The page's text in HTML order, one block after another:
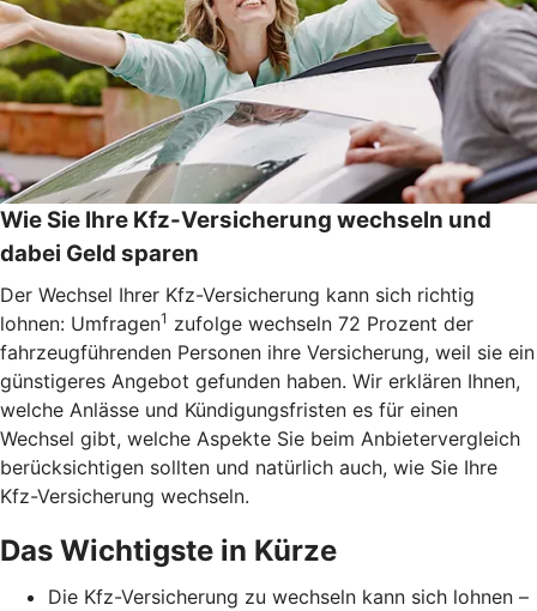
Wie Sie Ihre Kfz-Versicherung wechseln und
dabei Geld sparen
Der Wechsel Ihrer Kfz-Versicherung kann sich richtig
lohnen: Umfragen1 zufolge wechseln 72 Prozent der
fahrzeugführenden Personen ihre Versicherung, weil sie ein
günstigeres Angebot gefunden haben. Wir erklären Ihnen,
welche Anlässe und Kündigungsfristen es für einen
Wechsel gibt, welche Aspekte Sie beim Anbietervergleich
berücksichtigen sollten und natürlich auch, wie Sie Ihre
Kfz-Versicherung wechseln.
Das Wichtigste in Kürze
Die Kfz-Versicherung zu wechseln kann sich lohnen –